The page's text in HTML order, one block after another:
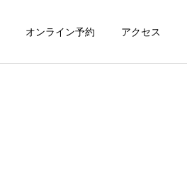
オンライン予約 アクセス